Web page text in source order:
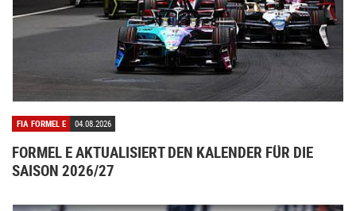
FIA FORMEL E 04.08.2026
FORMEL E AKTUALISIERT DEN KALENDER FÜR DIE
SAISON 2026/27